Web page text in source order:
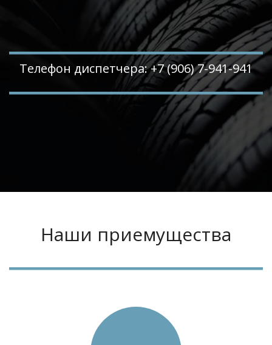
Телефон диспетчера: +7 (906) 7-941-941
Наши приемущества